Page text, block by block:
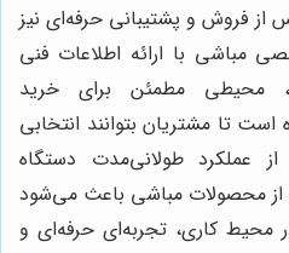
فروش و پشتیبانی حرفه‌ای نیز
مباشی با ارائه اطلاعات فنی
محیطی مطمئن برای خرید
تا مشتریان بتوانند انتخابی
عملکرد طولانی‌مدت دستگاه
از محصولات مباشی باعث می‌شود
کاری، تجربه‌ای حرفه‌ای و